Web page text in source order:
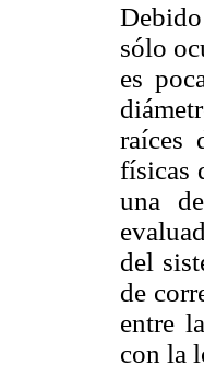
sólo
es
raíces
físicas
una
del
de
entre
con la